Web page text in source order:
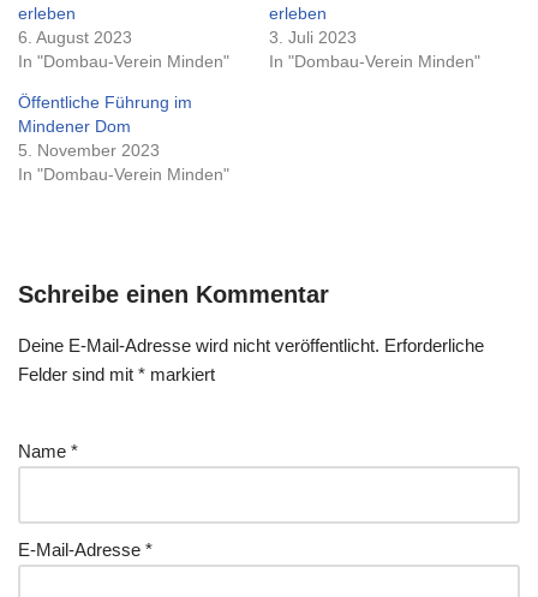
erleben
6. August 2023
In "Dombau-Verein Minden"
erleben
3. Juli 2023
In "Dombau-Verein Minden"
Öffentliche Führung im
Mindener Dom
5. November 2023
In "Dombau-Verein Minden"
Schreibe einen Kommentar
Deine E-Mail-Adresse wird nicht veröffentlicht. Erforderliche
Felder sind mit * markiert
Name *
E-Mail-Adresse *